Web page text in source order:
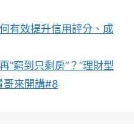
有效提升信用評分、成
”窮到只剩房”？”理財型
哥來開講#8